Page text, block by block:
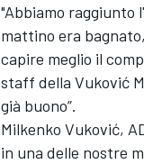
"Abbiamo raggiunto
mattino era
capire meglio il
staff della Vuković
già buono”.
Milkenko Vuković,
in una delle nostre